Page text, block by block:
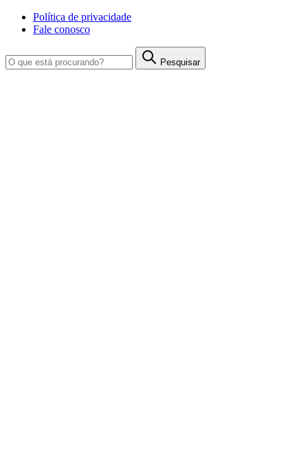
Política de privacidade
Fale conosco
Pesquisar